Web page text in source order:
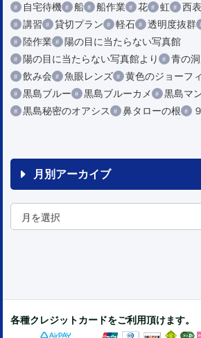
自宅待機
船 船作業 花 虹 西
講習
貸切プラン 軽石 透明度抜群
陸作業
陽の目に当たらない写真館
陽の目に当たらない写真館より
青の
飲み会
魚眼レンズ 黄色のジョーフ
黒島ブルー
黒島ブルーカメ
黒島マ
黒島秘密のオアシス
鼻タローの根
月別アーカイブ
各種クレジットカードをご利用頂けます。